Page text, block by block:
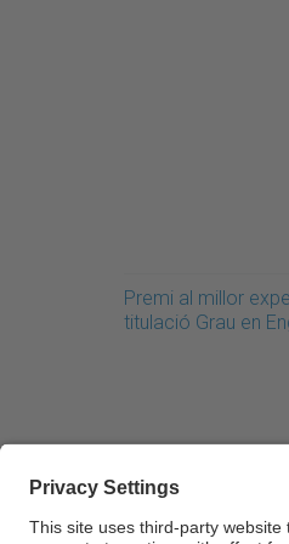
Premi al millor
titulació Grau en
© UPC Universitat